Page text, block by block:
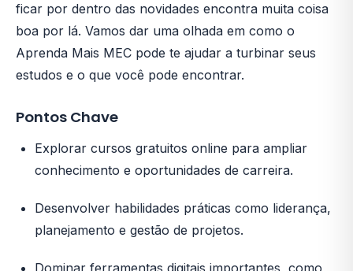
ficar por dentro das novidades encontra muita coisa
boa por lá. Vamos dar uma olhada em como o
Aprenda Mais MEC pode te ajudar a turbinar seus
estudos e o que você pode encontrar.
Pontos Chave
Explorar cursos gratuitos online para ampliar
conhecimento e oportunidades de carreira.
Desenvolver habilidades práticas como liderança,
planejamento e gestão de projetos.